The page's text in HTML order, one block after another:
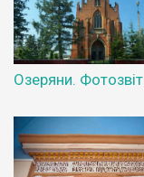
Озеряни. Фотозвіт